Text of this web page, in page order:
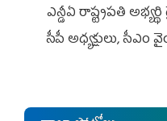
ఎన్డీఏ రాష్ట్ర‌ప‌తి
సీపీ అధ్య‌క్షులు,